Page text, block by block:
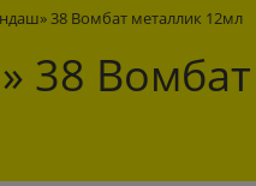
38 Вомбат металлик 12мл
38 Вомбат